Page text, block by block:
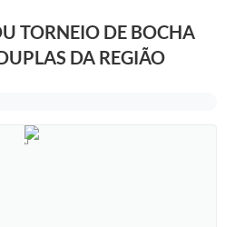
TORNEIO DE BOCHA
DA REGIÃO